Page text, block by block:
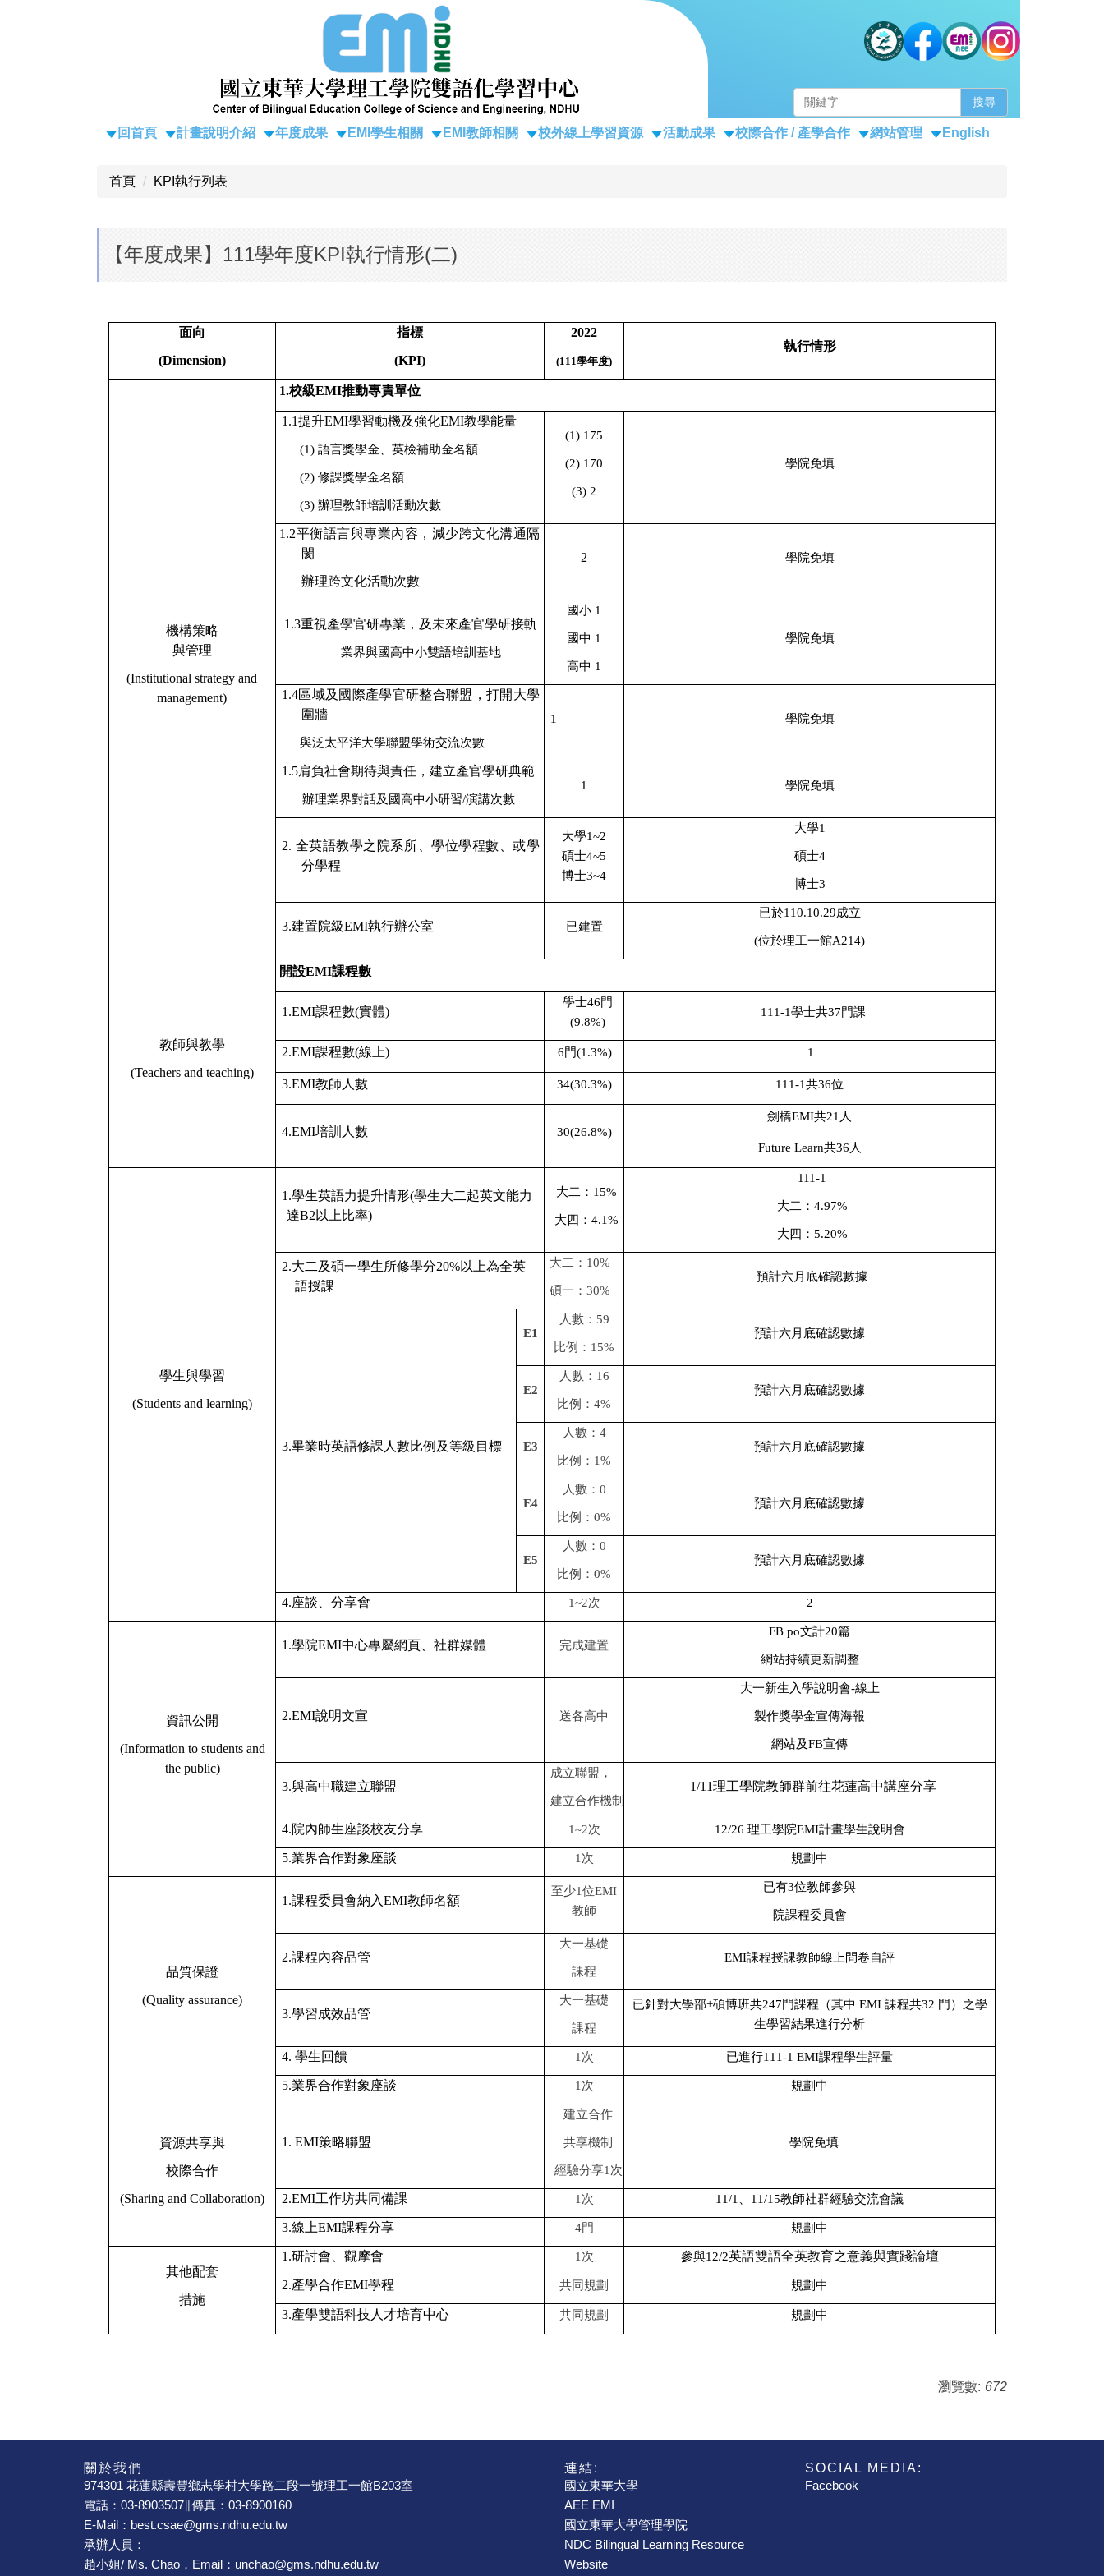
搜尋
回首頁 計畫說明介紹 年度成果 EMI學生相關 EMI教師相關 校外線上學習資源 活動成果 校際合作 / 產學合作 網站管理 English
首頁 KPI執行列表
【年度成果】111學年度KPI執行情形(二)
面向
(Dimension)
指標
(KPI)
2022
(111學年度)
執行情形
機構策略
與管理
(Institutional strategy and
management)
1.校級EMI推動專責單位
1.1提升EMI學習動機及強化EMI教學能量
(1) 語言獎學金、英檢補助金名額
(2) 修課獎學金名額
(3) 辦理教師培訓活動次數
(1) 175
(2) 170
(3) 2
學院免填
1.2平衡語言與專業內容，減少跨文化溝通隔
閡
辦理跨文化活動次數
2 學院免填
1.3重視產學官研專業，及未來產官學研接軌
業界與國高中小雙語培訓基地
國小 1
國中 1
高中 1
學院免填
1.4區域及國際產學官研整合聯盟，打開大學
圍牆
與泛太平洋大學聯盟學術交流次數
1 學院免填
1.5肩負社會期待與責任，建立產官學研典範
辦理業界對話及國高中小研習/演講次數
1 學院免填
2. 全英語教學之院系所、學位學程數、或學
分學程
大學1~2
碩士4~5
博士3~4
大學1
碩士4
博士3
3.建置院級EMI執行辦公室 已建置
已於110.10.29成立
(位於理工一館A214)
教師與教學
(Teachers and teaching)
開設EMI課程數
1.EMI課程數(實體)
學士46門
(9.8%)
111-1學士共37門課
2.EMI課程數(線上) 6門(1.3%) 1
3.EMI教師人數 34(30.3%) 111-1共36位
4.EMI培訓人數 30(26.8%)
劍橋EMI共21 人
Future Learn共36 人
學生與學習
(Students and learning)
1.學生英語力提升情形(學生大二起英文能力
達B2 以上比率)
大二： 15%
大四：4.1%
111-1
大二： 4.97%
大四： 5.20%
2.大二及碩一學生所修學分20%以上為全英
語授課
大二： 10%
碩一： 30%
預計六月底確認數據
3.畢業時英語修課人數比例及等級目標
E1
人數： 59
比例： 15%
預計六月底確認數據
E2
人數： 16
比例： 4%
預計六月底確認數據
E3
人數： 4
比例： 1%
預計六月底確認數據
E4
人數： 0
比例： 0%
預計六月底確認數據
E5
人數： 0
比例： 0%
預計六月底確認數據
4.座談、分享會 1~2次 2
資訊公開
(Information to students and
the public)
1.學院EMI中心專屬網頁、社群媒體 完成建置
FB po文計20篇
網站持續更新調整
2.EMI說明文宣 送各高中
大一新生入學說明會-線上
製作獎學金宣傳海報
網站及FB宣傳
3.與高中職建立聯盟
成立聯盟，
建立合作機制
1/11理工學院教師群前往花蓮高中講座分享
4.院內師生座談校友分享 1~2次 12/26 理工學院EMI計畫學生說明會
5.業界合作對象座談 1 次 規劃中
品質保證
(Quality assurance)
1.課程委員會納入EMI教師名額
至少1位EMI
教師
已有3位教師參與
院課程委員會
2.課程內容品管
大一基礎
課程
EMI課程授課教師線上問卷自評
3.學習成效品管
大一基礎
課程
已針對大學部+碩博班共247門課程（其中 EMI 課程共32 門）之學
生學習結果進行分析
4. 學生回饋 1 次 已進行111-1 EMI課程學生評量
5.業界合作對象座談 1 次 規劃中
資源共享與
校際合作
(Sharing and Collaboration)
1. EMI策略聯盟
建立合作
共享機制
經驗分享1 次
學院免填
2.EMI工作坊共同備課 1 次 11/1 11/15教師社群經驗交流會議
3.線上EMI課程分享 4門 規劃中
其他配套
措施
1.研討會、觀摩會 1 次 參與12/2英語雙語全英教育之意義與實踐論壇
2.產學合作EMI學程 共同規劃 規劃中
3.產學雙語科技人才培育中心 共同規劃 規劃中
瀏覽數: 672
關於我們
974301 花蓮縣壽豐鄉志學村大學路二段一號理工一館B203室
電話：03-8903507∥傳真：03-8900160
E-Mail：best.csae@gms.ndhu.edu.tw
承辦人員：
趙小姐/ Ms. Chao，Email：unchao@gms.ndhu.edu.tw
連結:
國立東華大學
AEE EMI
國立東華大學管理學院
NDC Bilingual Learning Resource
Website
SOCIAL MEDIA:
Facebook